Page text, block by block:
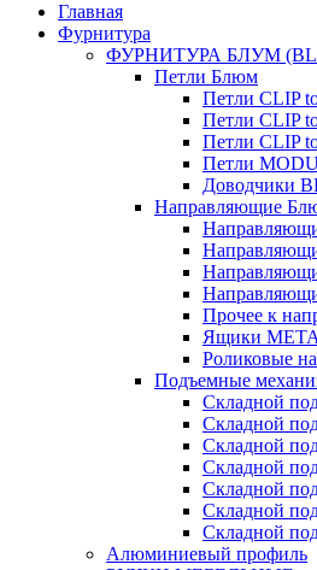
Главная
Фурнитура
ФУРНИТУРА БЛУМ
Петли Блюм
Петли CLIP
Петли CLIP
Петли CLIP
Петли
Доводчики
Направляющие
Прочее к
Ящики
Роликовые
Подъемные
Складной
Складной
Складной
Складной
Складной
Складной
Складной
Алюминиевый профиль